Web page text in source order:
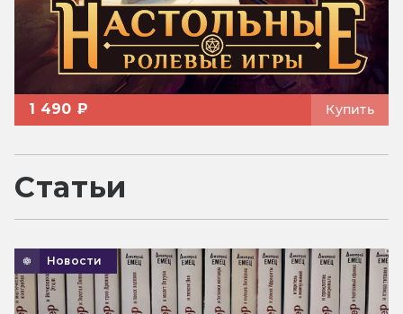
1 490 ₽ Купить
Статьи
Новости